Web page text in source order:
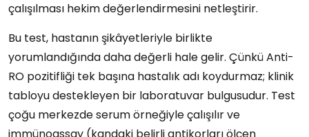
çalışılması hekim değerlendirmesini netleştirir.
Bu test, hastanın şikâyetleriyle birlikte
yorumlandığında daha değerli hale gelir. Çünkü Anti-
RO pozitifliği tek başına hastalık adı koydurmaz; klinik
tabloyu destekleyen bir laboratuvar bulgusudur. Test
çoğu merkezde serum örneğiyle çalışılır ve